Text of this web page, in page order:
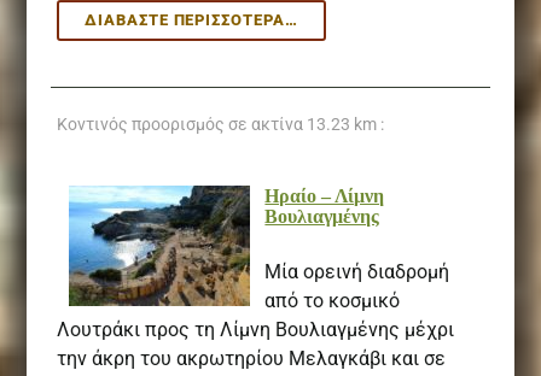
ΔΙΑΒΆΣΤΕ ΠΕΡΙΣΣΌΤΕΡΑ…
ΚΟΡΙΝΘΊΑ:
ART-
ΤΑΒΕΡΝΆΚΙ
Κοντινός προορισμός σε ακτίνα 13.23 km :
Hραίο – Λίμνη
Βουλιαγμένης
Μία ορεινή διαδρομή
από το κοσμικό
Λουτράκι προς τη Λίμνη Βουλιαγμένης μέχρι
την άκρη του ακρωτηρίου Μελαγκάβι και σε